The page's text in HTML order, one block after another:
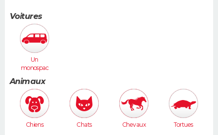
Voitures
Un
monospac
e (Espace,
Scénic,
Xsara
Picasso...)
Animaux
Chiens Chats Chevaux Tortues